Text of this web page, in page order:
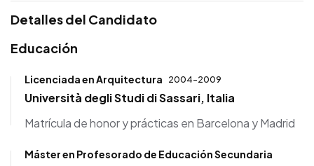
Detalles del Candidato
Educación
Licenciada en Arquitectura 2004-2009
Università degli Studi di Sassari, Italia
Matrícula de honor y prácticas en Barcelona y Madrid
Máster en Profesorado de Educación Secundaria